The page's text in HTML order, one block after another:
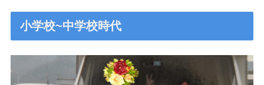
小学校~中学校時代